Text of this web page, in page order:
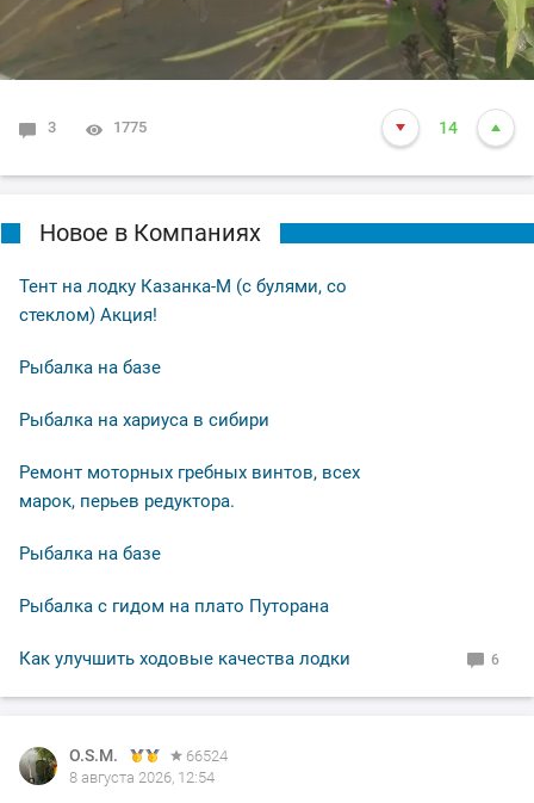
3 1775 14
Новое в Компаниях
Тент на лодку Казанка-М (с булями, со
стеклом) Акция!
Рыбалка на базе
Рыбалка на хариуса в сибири
Ремонт моторных гребных винтов, всех
марок, перьев редуктора.
Рыбалка на базе
Рыбалка с гидом на плато Путорана
Как улучшить ходовые качества лодки 6
O.S.M.
66524
8 августа 2026, 12:54
O.S.M.
66524
8 августа 2026, 12:50
O.S.M.
66524
7 августа 2026, 12:05
O.S.M.
66524
7 августа 2026, 11:14